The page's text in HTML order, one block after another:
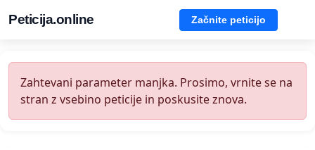
Peticija.online Začnite peticijo
Zahtevani parameter manjka. Prosimo, vrnite se na
stran z vsebino peticije in poskusite znova.